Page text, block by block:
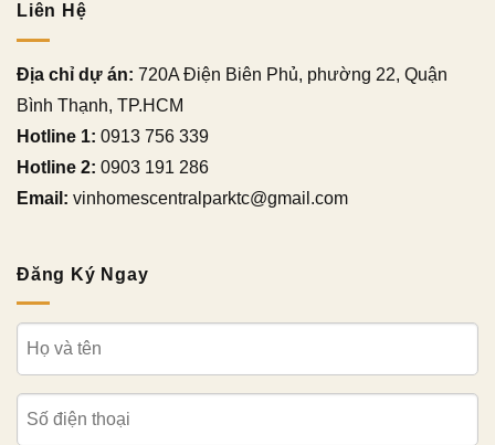
Liên Hệ
Địa chỉ dự án: 720A Điện Biên Phủ, phường 22, Quận
Bình Thạnh, TP.HCM
Hotline 1: 0913 756 339
Hotline 2: 0903 191 286
Email: vinhomescentralparktc@gmail.com
Đăng Ký Ngay